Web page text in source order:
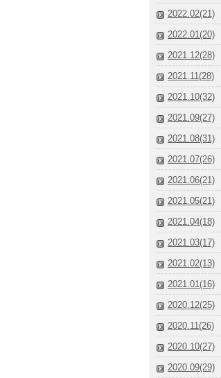
2022.02(21)
2022.01(20)
2021.12(28)
2021.11(28)
2021.10(32)
2021.09(27)
2021.08(31)
2021.07(26)
2021.06(21)
2021.05(21)
2021.04(18)
2021.03(17)
2021.02(13)
2021.01(16)
2020.12(25)
2020.11(26)
2020.10(27)
2020.09(29)